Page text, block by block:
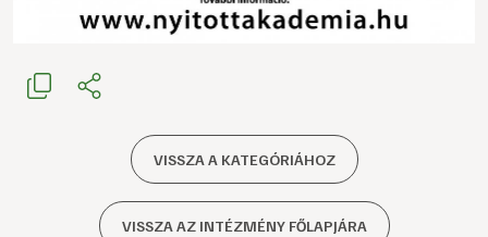
VISSZA A KATEGÓRIÁHOZ
VISSZA AZ INTÉZMÉNY FŐLAPJÁRA